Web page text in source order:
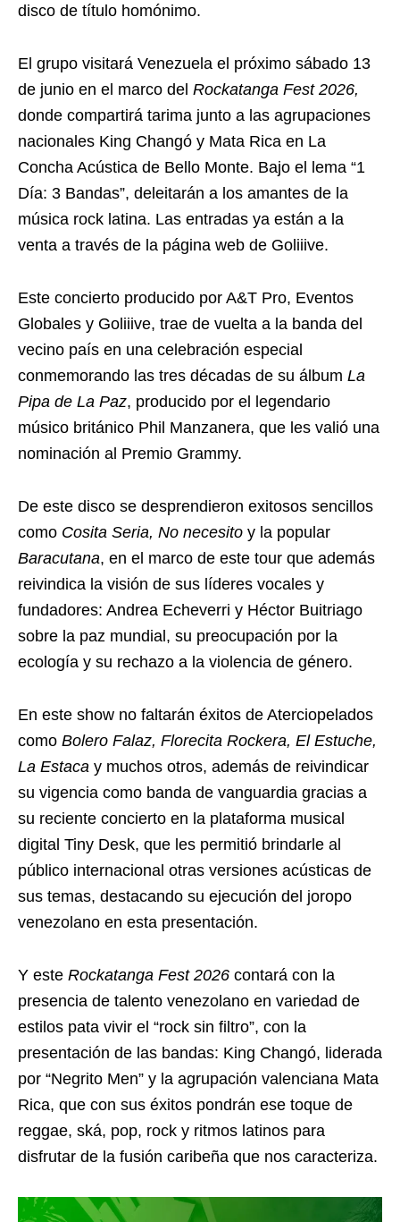
disco de título homónimo.
El grupo visitará Venezuela el próximo sábado 13
de junio en el marco del Rockatanga Fest 2026,
donde compartirá tarima junto a las agrupaciones
nacionales King Changó y Mata Rica en La
Concha Acústica de Bello Monte. Bajo el lema “1
Día: 3 Bandas”, deleitarán a los amantes de la
música rock latina. Las entradas ya están a la
venta a través de la página web de Goliiive.
Este concierto producido por A&T Pro, Eventos
Globales y Goliiive, trae de vuelta a la banda del
vecino país en una celebración especial
conmemorando las tres décadas de su álbum La
Pipa de La Paz, producido por el legendario
músico británico Phil Manzanera, que les valió una
nominación al Premio Grammy.
De este disco se desprendieron exitosos sencillos
como Cosita Seria, No necesito y la popular
Baracutana, en el marco de este tour que además
reivindica la visión de sus líderes vocales y
fundadores: Andrea Echeverri y Héctor Buitriago
sobre la paz mundial, su preocupación por la
ecología y su rechazo a la violencia de género.
En este show no faltarán éxitos de Aterciopelados
como Bolero Falaz, Florecita Rockera, El Estuche,
La Estaca y muchos otros, además de reivindicar
su vigencia como banda de vanguardia gracias a
su reciente concierto en la plataforma musical
digital Tiny Desk, que les permitió brindarle al
público internacional otras versiones acústicas de
sus temas, destacando su ejecución del joropo
venezolano en esta presentación.
Y este Rockatanga Fest 2026 contará con la
presencia de talento venezolano en variedad de
estilos pata vivir el “rock sin filtro”, con la
presentación de las bandas: King Changó, liderada
por “Negrito Men” y la agrupación valenciana Mata
Rica, que con sus éxitos pondrán ese toque de
reggae, ská, pop, rock y ritmos latinos para
disfrutar de la fusión caribeña que nos caracteriza.